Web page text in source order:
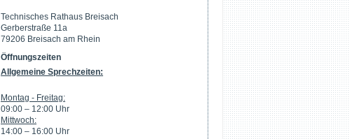
Technisches Rathaus Breisach
Gerberstraße 11a
79206 Breisach am Rhein
Öffnungszeiten
Allgemeine Sprechzeiten:
Montag - Freitag:
09:00 – 12:00 Uhr
Mittwoch:
14:00 – 16:00 Uhr